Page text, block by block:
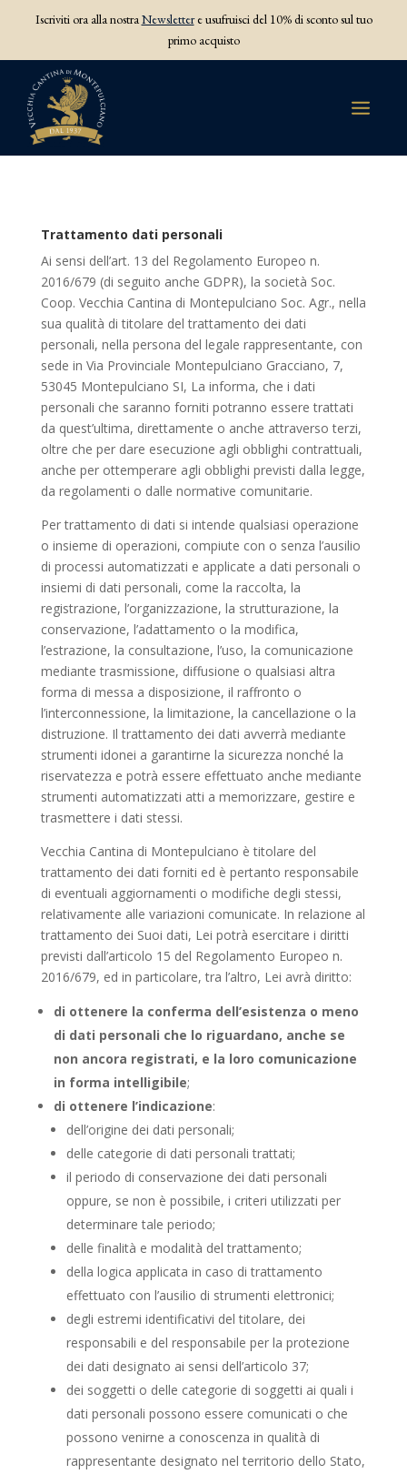
Iscriviti ora alla nostraNewslettere usufruisci del 10% di sconto sul tuo
primo acquisto
Trattamento dati personali
Ai sensi dell’art. 13 del Regolamento Europeo n.
2016/679 (di seguito anche GDPR), la società Soc.
Coop. Vecchia Cantina di Montepulciano Soc. Agr., nella
sua qualità di titolare del trattamento dei dati
personali, nella persona del legale rappresentante, con
sede in Via Provinciale Montepulciano Gracciano, 7,
53045 Montepulciano SI, La informa, che i dati
personali che saranno forniti potranno essere trattati
da quest’ultima, direttamente o anche attraverso terzi,
oltre che per dare esecuzione agli obblighi contrattuali,
anche per ottemperare agli obblighi previsti dalla legge,
da regolamenti o dalle normative comunitarie.
Per trattamento di dati si intende qualsiasi operazione
o insieme di operazioni, compiute con o senza l’ausilio
di processi automatizzati e applicate a dati personali o
insiemi di dati personali, come la raccolta, la
registrazione, l’organizzazione, la strutturazione, la
conservazione, l’adattamento o la modifica,
l’estrazione, la consultazione, l’uso, la comunicazione
mediante trasmissione, diffusione o qualsiasi altra
forma di messa a disposizione, il raffronto o
l’interconnessione, la limitazione, la cancellazione o la
distruzione. Il trattamento dei dati avverrà mediante
strumenti idonei a garantirne la sicurezza nonché la
riservatezza e potrà essere effettuato anche mediante
strumenti automatizzati atti a memorizzare, gestire e
trasmettere i dati stessi.
Vecchia Cantina di Montepulciano è titolare del
trattamento dei dati forniti ed è pertanto responsabile
di eventuali aggiornamenti o modifiche degli stessi,
relativamente alle variazioni comunicate. In relazione al
trattamento dei Suoi dati, Lei potrà esercitare i diritti
previsti dall’articolo 15 del Regolamento Europeo n.
2016/679, ed in particolare, tra l’altro, Lei avrà diritto:
di ottenere la conferma dell’esistenza o meno
di dati personali che lo riguardano, anche se
non ancora registrati, e la loro comunicazione
in forma intelligibile;
di ottenere l’indicazione:
dell’origine dei dati personali;
delle categorie di dati personali trattati;
il periodo di conservazione dei dati personali
oppure, se non è possibile, i criteri utilizzati per
determinare tale periodo;
delle finalità e modalità del trattamento;
della logica applicata in caso di trattamento
effettuato con l’ausilio di strumenti elettronici;
degli estremi identificativi del titolare, dei
responsabili e del responsabile per la protezione
dei dati designato ai sensi dell’articolo 37;
dei soggetti o delle categorie di soggetti ai quali i
dati personali possono essere comunicati o che
possono venirne a conoscenza in qualità di
rappresentante designato nel territorio dello Stato,